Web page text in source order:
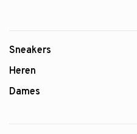
Sneakers
Heren
Dames